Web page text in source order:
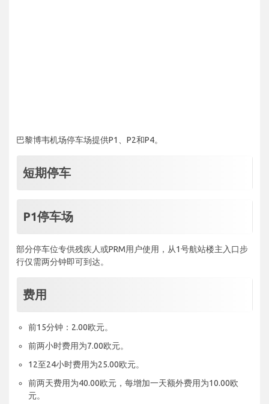
巴黎博韦机场停车场提供P1、P2和P4。
短期停车
P1停车场
部分停车位专供残疾人或PRM用户使用，从1号航站楼主入口步
行仅需两分钟即可到达。
费用
前15分钟：2.00欧元。
前两小时费用为7.00欧元。
12至24小时费用为25.00欧元。
前两天费用为40.00欧元，每增加一天额外费用为10.00欧
元。